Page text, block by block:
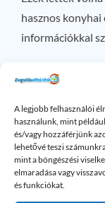
A legjobb felhasználói
használunk, mint
és/vagy hozzáférjünk
lehetővé teszi
mint a böngészési
elmaradása vagy
és funkciókat.
hasznos konyhai
információkkal
Szeretne
újdonságokkal
és a többi
szüksége?
a +3670/7444-